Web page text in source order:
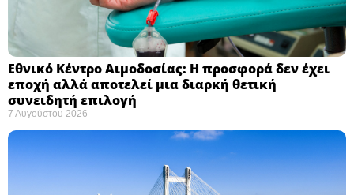
Εθνικό Κέντρο Αιμοδοσίας: H προσφορά δεν έχει
εποχή αλλά αποτελεί μια διαρκή θετική
συνειδητή επιλογή ​
7 Αυγούστου 2026